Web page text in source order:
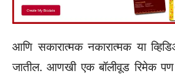
आणि सकारात्मक नकारात्मक या
जातील. आणखी एक बॉलीवूड रिमेक पण